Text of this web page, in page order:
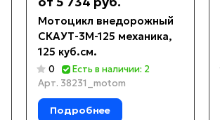
Мотоцикл внедорожный
СКАУТ-3М-125 механика,
125 куб.см.
0
Есть в наличии: 2
Арт. 38231_motom
Подробнее